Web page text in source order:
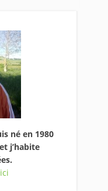
né en 1980
j’habite